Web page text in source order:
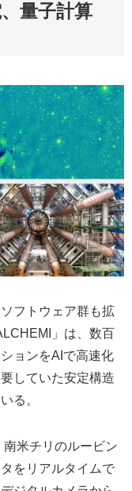
量子計算
フトウェア群も拡
」は、数百
ョンをAIで高速化
していた安定構造
る。
米チリのルービン
をリアルタイムで